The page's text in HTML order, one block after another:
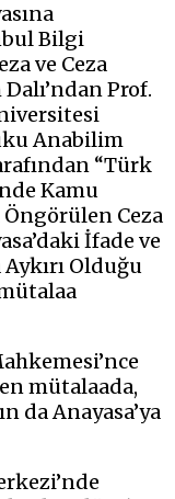
Bilgi
ve Ceza
Prof.
Anabilim
“Türk
Kamu
Ceza
İfade ve
Olduğu
mütalaada,
da Anayasa’ya